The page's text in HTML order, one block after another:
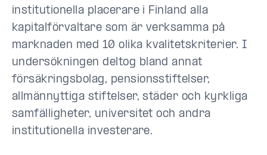
institutionella placerare i Finland alla
kapitalförvaltare som är verksamma på
marknaden med 10 olika kvalitetskriterier. I
undersökningen deltog bland annat
försäkringsbolag, pensionsstiftelser,
allmännyttiga stiftelser, städer och kyrkliga
samfälligheter, universitet och andra
institutionella investerare.